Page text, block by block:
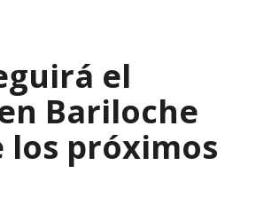
el
Bariloche
próximos